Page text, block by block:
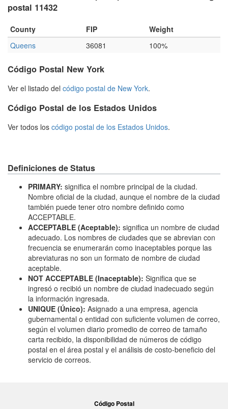
postal 11432
County FIP
Weight
Queens
36081 100%
Código Postal New York
Ver el listado del código postal de New York.
Código Postal de los Estados Unidos
Ver todos los código postal de los Estados Unidos.
Definiciones de Status
PRIMARY: significa el nombre principal de la ciudad.
Nombre oficial de la ciudad, aunque el nombre de la ciudad
también puede tener otro nombre definido como
ACCEPTABLE.
ACCEPTABLE (Aceptable): significa un nombre de ciudad
adecuado. Los nombres de ciudades que se abrevian con
frecuencia se enumerarán como inaceptables porque las
abreviaturas no son un formato de nombre de ciudad
aceptable.
NOT ACCEPTABLE (Inaceptable): Significa que se
ingresó o recibió un nombre de ciudad inadecuado según
la información ingresada.
UNIQUE (Único): Asignado a una empresa, agencia
gubernamental o entidad con suficiente volumen de correo,
según el volumen diario promedio de correo de tamaño
carta recibido, la disponibilidad de números de código
postal en el área postal y el análisis de costo-beneficio del
servicio de correos.
Código Postal